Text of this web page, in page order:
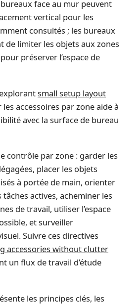
face au mur peuvent
vertical pour les
consultés ; les bureaux
de limiter les objets aux zones
préserver l’espace de
small setup layout
accessoires par zone aide à
avec la surface de bureau
contrôle par zone : garder les
placer les objets
à portée de main, orienter
tâches actives, acheminer les
de travail, utiliser l’espace
et surveiller
Suivre ces directives
accessories without clutter
un flux de travail d’étude
les principes clés, les